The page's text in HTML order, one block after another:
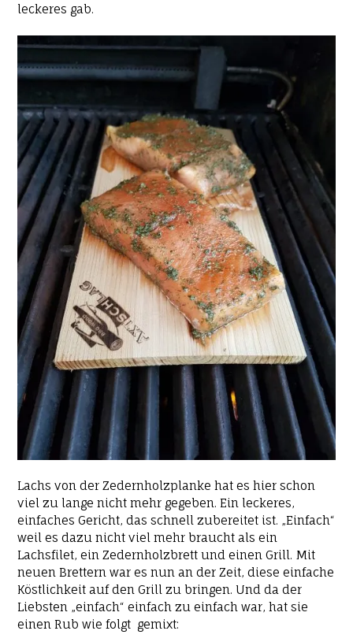
leckeres gab.
Lachs von der Zedernholzplanke hat es hier schon
viel zu lange nicht mehr gegeben. Ein leckeres,
einfaches Gericht, das schnell zubereitet ist. „Einfach“
weil es dazu nicht viel mehr braucht als ein
Lachsfilet, ein Zedernholzbrett und einen Grill. Mit
neuen Brettern war es nun an der Zeit, diese einfache
Köstlichkeit auf den Grill zu bringen. Und da der
Liebsten „einfach“ einfach zu einfach war, hat sie
einen Rub wie folgt gemixt: